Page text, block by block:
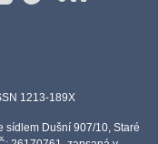
1213-189X
sídlem Dušní 907/10, Staré